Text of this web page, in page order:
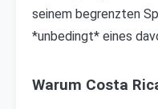
seinem begrenzten
*unbedingt* eines
Warum Costa